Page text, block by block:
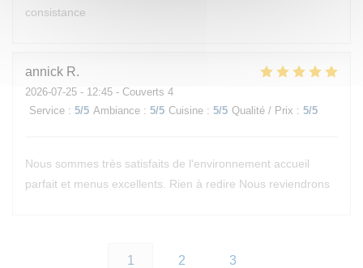
consistance
annick R
2026-07-25 - 12:45 - Couverts 4
Service : 5/5 Ambiance : 5/5 Cuisine : 5/5 Qualité / Prix : 5/5
Nous sommes très satisfaits de l'environnement accueil
parfait et menus excellents. Rien à redire Nous reviendrons
1 2 3